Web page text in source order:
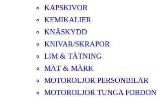
KAPSKIVOR
KEMIKALIER
KNÄSKYDD
KNIVAR/SKRAPOR
LIM & TÄTNING
MÄT & MÄRK
MOTOROLJOR PERSONBILAR
MOTOROLJOR TUNGA FORDON